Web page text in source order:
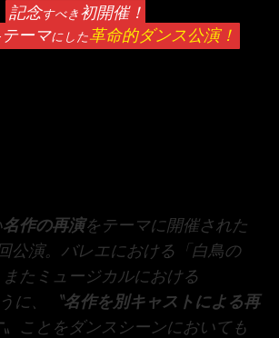
記念すべき 初開催！
テーマにした革命的ダンス公演！
名作の再演をテーマに開催された
公演。バレエにおける「白鳥の
たミュージカルにおける
に、〝名作を別キャストによる再
〟ことをダンスシーンにおいても